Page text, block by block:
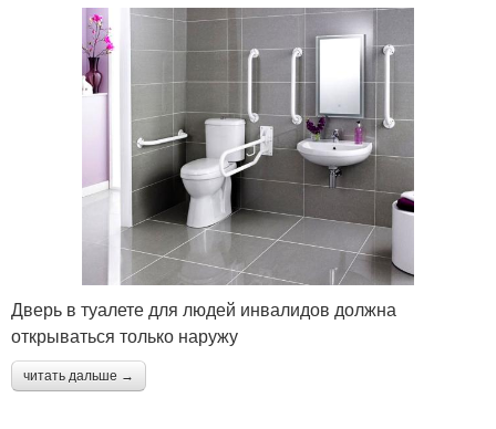
Дверь в туалете для людей инвалидов должна
открываться только наружу
читать дальше →